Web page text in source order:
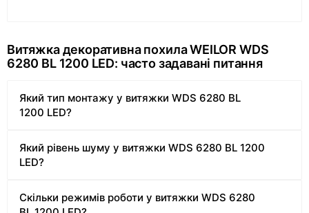
Витяжка декоративна похила WEILOR WDS
6280 BL 1200 LED: часто задавані питання
Який тип монтажу у витяжки WDS 6280 BL
1200 LED?
Який рівень шуму у витяжки WDS 6280 BL 1200
LED?
Скільки режимів роботи у витяжки WDS 6280